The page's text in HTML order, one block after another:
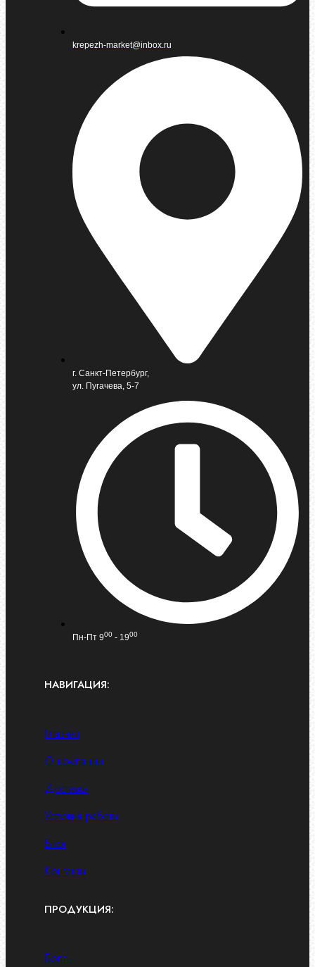
krepezh-market@inbox.ru
г. Санкт-Петербург,
ул. Пугачева, 5-7
Пн-Пт 900 - 1900
НАВИГАЦИЯ:
Главная
О компании
Доставка
Условия работы
Блог
Контакты
ПРОДУКЦИЯ:
Болты